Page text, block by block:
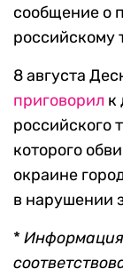
сообщение о
российскому
8 августа
приговорил к
российского
которого
окраине
в нарушении
*